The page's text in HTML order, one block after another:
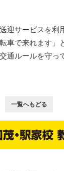
迎サービスを利
車で来れます」
通ルールを守っ
一覧へもどる